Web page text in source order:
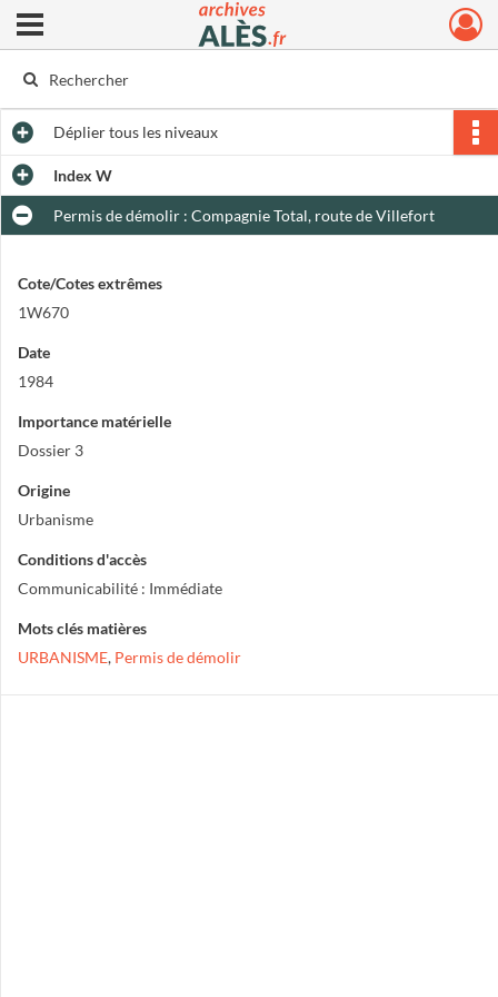
Archives municipales d'Alès
Ouvrir le menu déroulant
Dépliertous les niveaux
Index W
Permis de démolir : Compagnie Total, route de Villefort
Cote/Cotes extrêmes
1W670
Date
1984
Importance matérielle
Dossier 3
Origine
Urbanisme
Conditions d'accès
Communicabilité : Immédiate
Mots clés matières
URBANISME, Permis de démolir